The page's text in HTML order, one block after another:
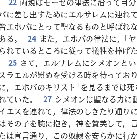
に差し出すためにエルサレムに連れ
エホバにとって聖なるものと呼ばれ
る。
24 また，エホバの律法に，「
られているところに従って犠牲を捧げた
25 さて，エルサレムにシメオンと
スラエルが慰めを受ける時を待っており
に，エホバのキリスト +を見るまでは
ていた。
27 シメオンは聖なる力に
イエスを連れて，律法のしきたり通り
はその子を腕に抱き，神を賛美して，
は宣言通り，この奴隷を安らかに行